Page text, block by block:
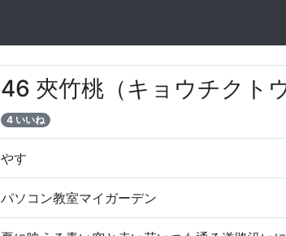
46 夾竹桃（キョウチクトウ
4 いいね
やす
パソコン教室マイガーデン